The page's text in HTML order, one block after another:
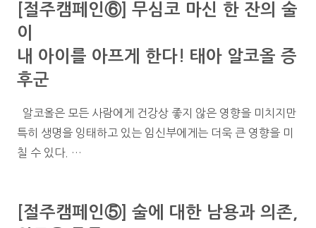
[절주캠페인⑥] 무심코 마신 한 잔의 술
이
내 아이를 아프게 한다! 태아 알코올 증
후군
알코올은 모든 사람에게 건강상 좋지 않은 영향을 미치지만
특히 생명을 잉태하고 있는 임신부에게는 더욱 큰 영향을 미
칠 수 있다. …
[절주캠페인⑤] 술에 대한 남용과 의존,